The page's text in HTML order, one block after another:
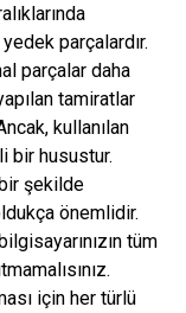
parçalardır.
parçalar daha
tamiratlar
kullanılan
bir husustur.
şekilde
önemlidir.
tüm
için her türlü